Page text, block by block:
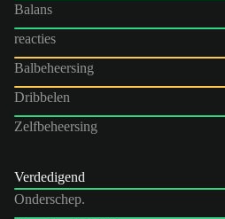
Balans
reacties
Balbeheersing
Dribbelen
Zelfbeheersing
Verdedigend
Onderschep.